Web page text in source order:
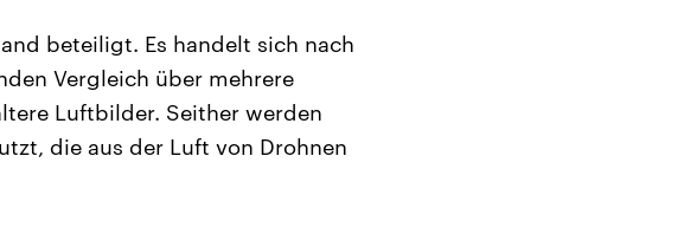
beteiligt. Es handelt sich nach
Vergleich über mehrere
Luftbilder. Seither werden
die aus der Luft von Drohnen